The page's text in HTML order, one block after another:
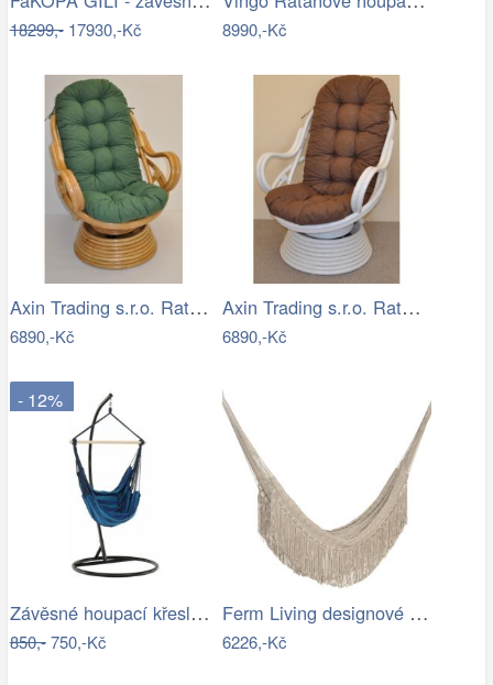
18299,-17930,-Kč 8990,-Kč
Axin Trading s.r.o. Ratanové houpací…
6890,-Kč
Axin Trading s.r.o. Ratanové houpací…
6890,-Kč
- 12%
Závěsné houpací křeslo Nikes Blue
850,-750,-Kč
Ferm Living designové houpací sítě Path…
6226,-Kč